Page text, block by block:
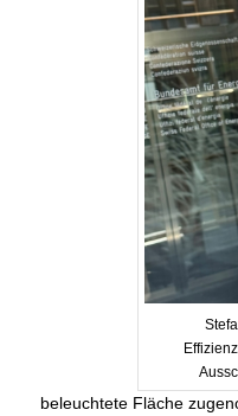
beleuchtete Fläche